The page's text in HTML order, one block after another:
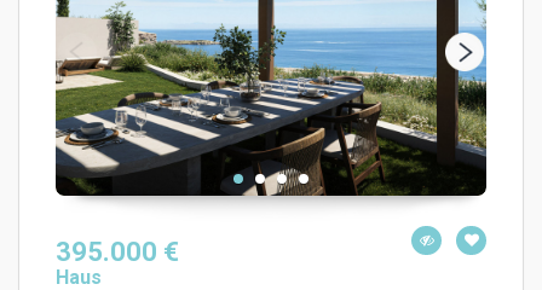
395.000 €
Haus